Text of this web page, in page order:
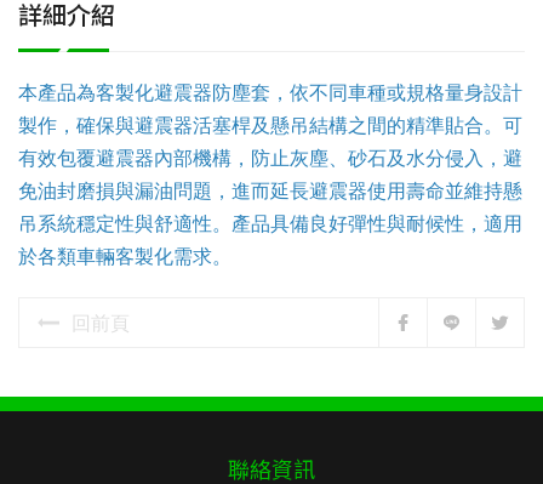
詳細介紹
本產品為客製化避震器防塵套，依不同車種或規格量身設計
製作，確保與避震器活塞桿及懸吊結構之間的精準貼合。可
有效包覆避震器內部機構，防止灰塵、砂石及水分侵入，避
免油封磨損與漏油問題，進而延長避震器使用壽命並維持懸
吊系統穩定性與舒適性。產品具備良好彈性與耐候性，適用
於各類車輛客製化需求。
回前頁
聯絡資訊